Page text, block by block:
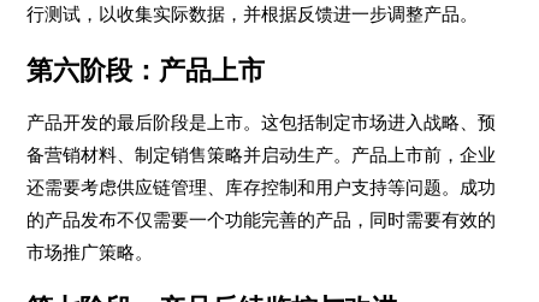
行测试，以收集实际数据，并根据反馈进一步调整产品。
第六阶段：产品上市
产品开发的最后阶段是上市。这包括制定市场进入战略、预
备营销材料、制定销售策略并启动生产。产品上市前，企业
还需要考虑供应链管理、库存控制和用户支持等问题。成功
的产品发布不仅需要一个功能完善的产品，同时需要有效的
市场推广策略。